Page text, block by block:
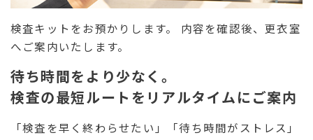
検査キットをお預かりします。 内容を確認後、更衣室
へご案内いたします。
待ち時間をより少なく。
検査の最短ルートをリアルタイムにご案内
「検査を早く終わらせたい」「待ち時間がストレス」